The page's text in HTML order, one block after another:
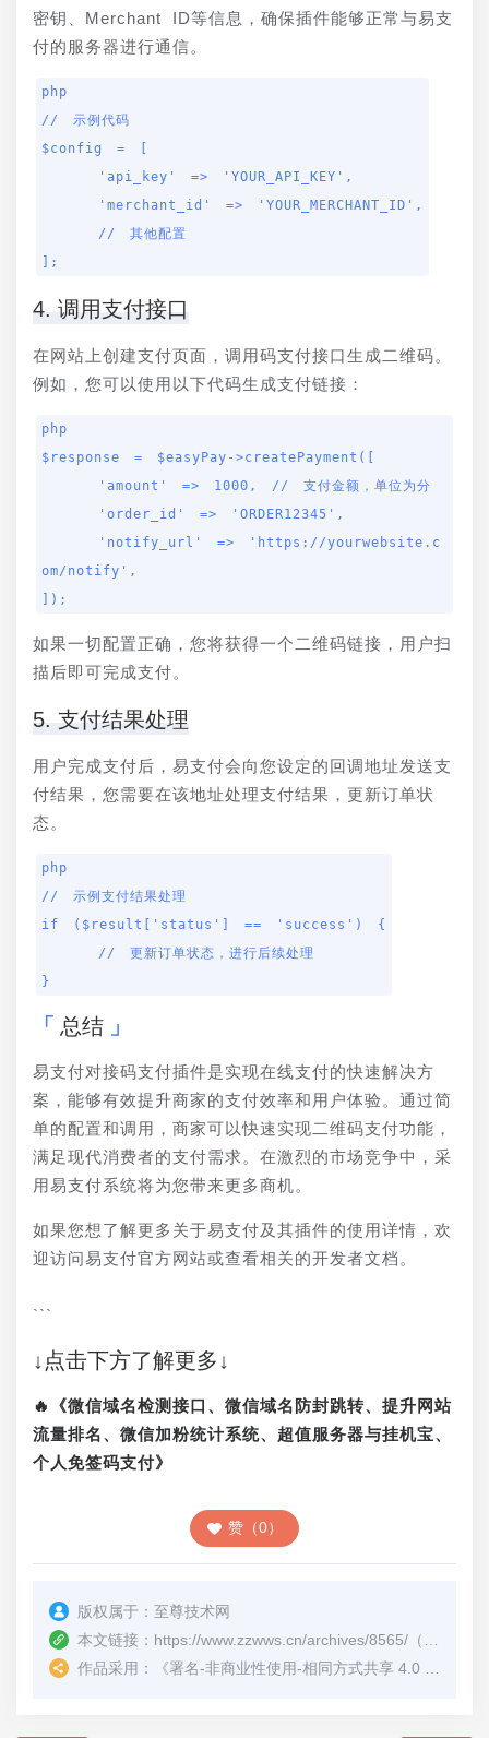
密钥、Merchant ID等信息，确保插件能够正常与易支
付的服务器进行通信。
php
// 示例代码
$config = [
];
4. 调用支付接口
在网站上创建支付页面，调用码支付接口生成二维码。
例如，您可以使用以下代码生成支付链接：
php
$response = $easyPay->createPayment([
om/notify',
]);
如果一切配置正确，您将获得一个二维码链接，用户扫
描后即可完成支付。
5. 支付结果处理
用户完成支付后，易支付会向您设定的回调地址发送支
付结果，您需要在该地址处理支付结果，更新订单状
态。
php
// 示例支付结果处理
if ($result['status'] == 'success') {
}
总结
易支付对接码支付插件是实现在线支付的快速解决方
案，能够有效提升商家的支付效率和用户体验。通过简
单的配置和调用，商家可以快速实现二维码支付功能，
满足现代消费者的支付需求。在激烈的市场竞争中，采
用易支付系统将为您带来更多商机。
如果您想了解更多关于易支付及其插件的使用详情，欢
迎访问易支付官方网站或查看相关的开发者文档。
```
↓点击下方了解更多↓
🔥《微信域名检测接口、微信域名防封跳转、提升网站
流量排名、微信加粉统计系统、超值服务器与挂机宝、
个人免签码支付》
赞（0）
版权属于： 至尊技术网
本文链接： https://www.zzwws.cn/archives/8565/ （转载时请注明本文出处及文章链接）
作品采用：
《署名-非商业性使用-相同方式共享 4.0 国际 (CC BY-NC-SA 4.0)